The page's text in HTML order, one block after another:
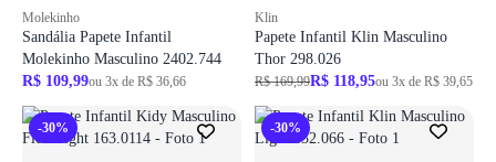
Molekinho
Sandália Papete Infantil
Molekinho Masculino 2402.744
R$ 109,99ou 3x de R$ 36,66
Klin
Papete Infantil Klin Masculino
Thor 298.026
R$ 169,99R$ 118,95ou 3x de R$ 39,65
-30% -30%